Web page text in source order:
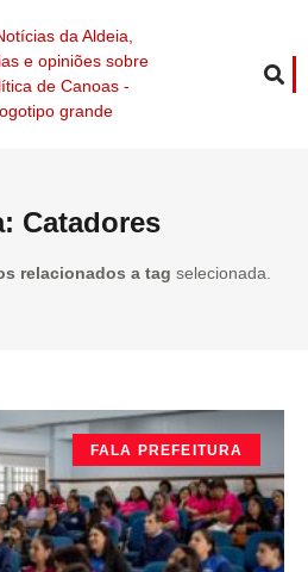
Catadores
relacionados a tag selecionada.
FALA PREFEITURA